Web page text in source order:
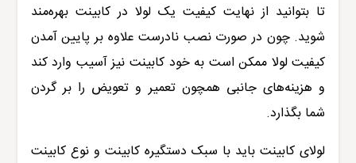
تا بتوانید از نهایت کیفیت یک لولا در کابینت بهره‌مند
شوید. چون در صورت نصب نادرست علاوه بر پایین آمدن
کیفیت لولا ممکن است به خود کابینت نیز آسیب وارد کند
و هزینه‌های جانبی همچون تعمیر و تعویض را بر گردن
شما بگذارد.
لولای کابینتباید با سبک دستگیره کابینت و نوع کابینت